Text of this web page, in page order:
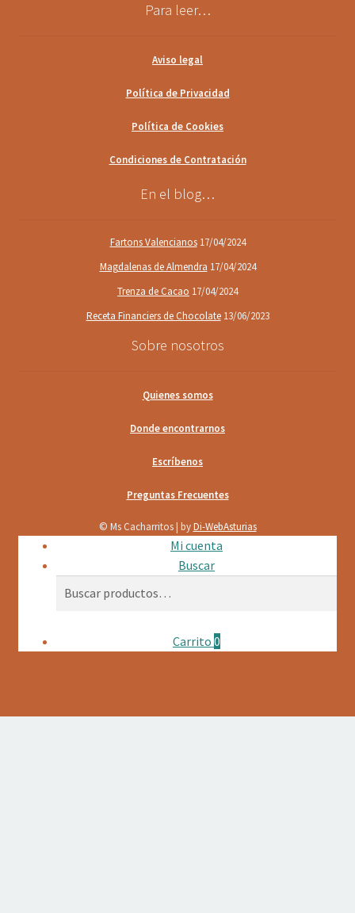
Para leer…
Aviso legal
Política de Privacidad
Política de Cookies
Condiciones de Contratación
En el blog…
Fartons Valencianos 17/04/2024
Magdalenas de Almendra 17/04/2024
Trenza de Cacao 17/04/2024
Receta Financiers de Chocolate 13/06/2023
Sobre nosotros
Quienes somos
Donde encontrarnos
Escríbenos
Preguntas Frecuentes
© Ms Cacharritos | byDi-WebAsturias
Mi cuenta
Buscar
Carrito 0